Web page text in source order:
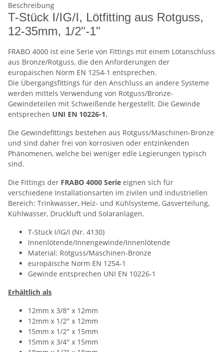
Beschreibung
T-Stück I/IG/I, Lötfitting aus Rotguss,
12-35mm, 1/2"-1"
FRABO 4000 ist eine Serie von Fittings mit einem Lötanschluss
aus Bronze/Rotguss, die den Anforderungen der
europäischen Norm EN 1254-1 entsprechen.
Die Übergangsfittings für den Anschluss an andere Systeme
werden mittels Verwendung von Rotguss/Bronze-
Gewindeteilen mit Schweißende hergestellt. Die Gewinde
entsprechen UNI EN 10226-1.
Die Gewindefittings bestehen aus Rotguss/Maschinen-Bronze
und sind daher frei von korrosiven oder entzinkenden
Phänomenen, welche bei weniger edle Legierungen typisch
sind.
Die Fittings der FRABO 4000 Serie eignen sich für
verschiedene Installationsarten im zivilen und industriellen
Bereich: Trinkwasser, Heiz- und Kühlsysteme, Gasverteilung,
Kühlwasser, Druckluft und Solaranlagen.
T-Stück I/IG/I (Nr. 4130)
Innenlötende/Innengewinde/Innenlötende
Material: Rotguss/Maschinen-Bronze
europäische Norm EN 1254-1
Gewinde entsprechen UNI EN 10226-1
Erhältlich als
12mm x 3/8" x 12mm
12mm x 1/2" x 12mm
15mm x 1/2" x 15mm
15mm x 3/4" x 15mm